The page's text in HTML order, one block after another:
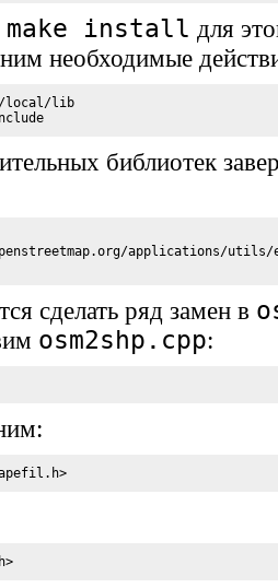
make install для
необходимые
local/lib
библиотек
applications/utils/
сделать ряд замен в
osm2shp.cpp: